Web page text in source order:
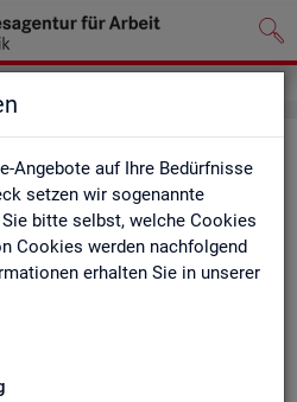
Angebote auf Ihre Bedürfnisse
setzen wir sogenannte
bitte selbst, welche Cookies
Cookies werden nachfolgend
erhalten Sie in unserer
der so­zi­al­ver­si­che­
nach
- Deutsch­
und Ge­mein­den
und ent­hal­ten In­for­ma­tio­nen
Ge­schlecht, Äl­te­re, Aus­